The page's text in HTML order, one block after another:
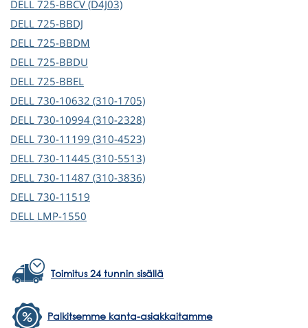
DELL 725-BBCV (D4J03)
DELL 725-BBDJ
DELL 725-BBDM
DELL 725-BBDU
DELL 725-BBEL
DELL 730-10632 (310-1705)
DELL 730-10994 (310-2328)
DELL 730-11199 (310-4523)
DELL 730-11445 (310-5513)
DELL 730-11487 (310-3836)
DELL 730-11519
DELL LMP-1550
Toimitus 24 tunnin sisällä
Palkitsemme kanta-asiakkaitamme